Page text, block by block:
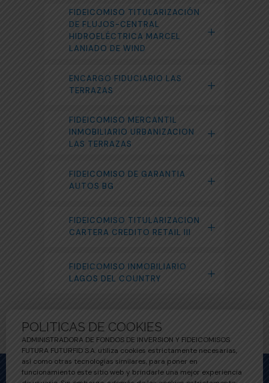
FIDEICOMISO TITULARIZACIÓN
DE FLUJOS-CENTRAL
HIDROELÉCTRICA MARCEL
LANIADO DE WIND
ENCARGO FIDUCIARIO LAS
TERRAZAS
FIDEICOMISO MERCANTIL
INMOBILIARIO URBANIZACION
LAS TERRAZAS
FIDEICOMISO DE GARANTIA
AUTOS BG
FIDEICOMISO TITULARIZACION
CARTERA CREDITO RETAIL III
FIDEICOMISO INMOBILIARIO
LAGOS DEL COUNTRY
POLITICAS DE COOKIES
ADMINISTRADORA DE FONDOS DE INVERSION Y FIDEICOMISOS
FUTURA FUTURFID S.A. utiliza cookies estrictamente necesarias,
así como otras tecnologías similares, para poner en
funcionamiento este sitio web y brindarle una mejor experiencia